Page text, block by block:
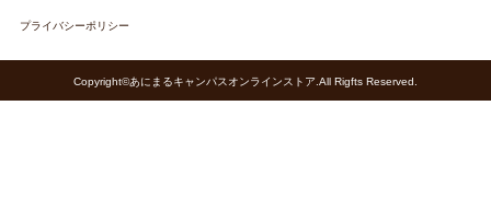
プライバシーポリシー
Copyright©あにまるキャンパスオンラインストア.All Rigfts Reserved.